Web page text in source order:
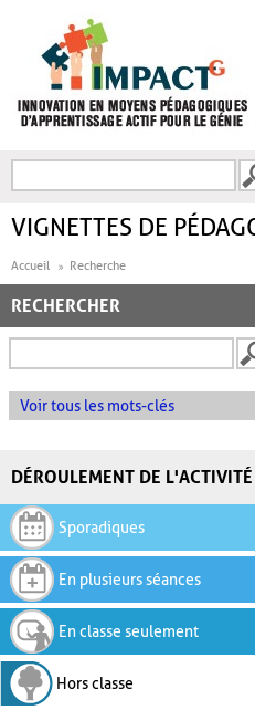
FORMULAIRE DE
VIGNETTES DE
Accueil Recherche
RECHERCHER
Voir tous les mots-clés
DÉROULEMENT DE L'ACTIVITÉ
Sporadiques
En plusieurs séances
En classe seulement
Hors classe